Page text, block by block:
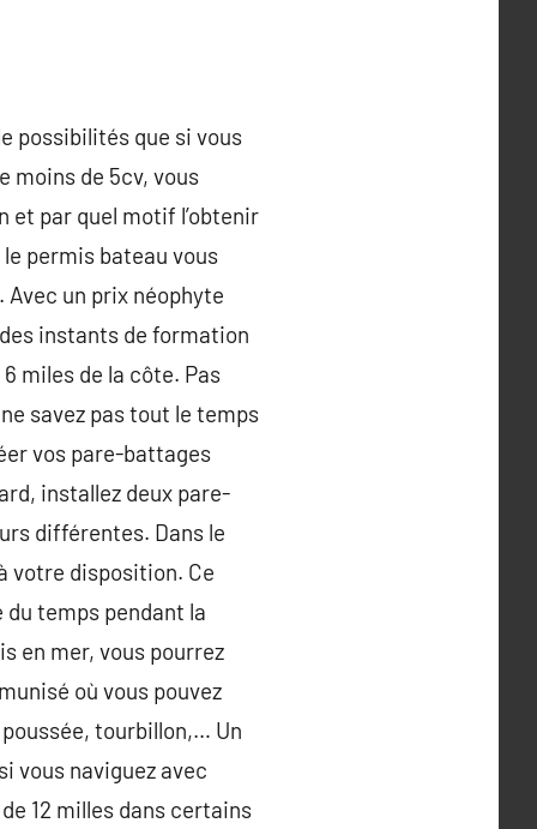
possibilités que si vous
moins de 5cv, vous
et par quel motif l’obtenir
permis bateau vous
Avec un prix néophyte
instants de formation
miles de la côte. Pas
savez pas tout le temps
vos pare-battages
installez deux pare-
différentes. Dans le
votre disposition. Ce
du temps pendant la
en mer, vous pourrez
où vous pouvez
tourbillon,… Un
vous naviguez avec
12 milles dans certains